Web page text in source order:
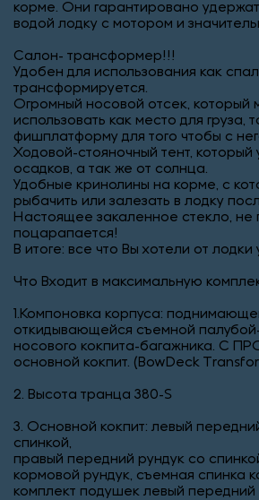
корме. Они гарантировано
водой лодку с мотором и
Салон- трансформер!!!
Удобен для использования как
трансформируется.
Огромный носовой отсек, который
использовать как место для груза,
фишплатформу для того чтобы с
Ходовой-стояночный тент, который
осадков, а так же от солнца.
Удобные кринолины на корме, с
рыбачить или залезать в лодку
Настоящее закаленное стекло, не
поцарапается!
В итоге: все что Вы хотели от лодки
Что Входит в максимальную
1.Компоновка корпуса:
откидывающейся съемной
носового кокпита-багажника. С
основной кокпит. (BowDeck
2. Высота транца 380-S
3. Основной кокпит: левый
спинкой,
правый передний рундук со
кормовой рундук, съемная спинка
комплект подушек левый передний